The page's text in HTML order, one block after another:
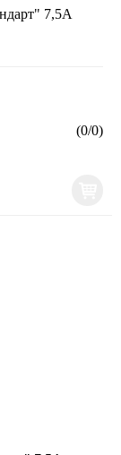
7,5А
(0/0)